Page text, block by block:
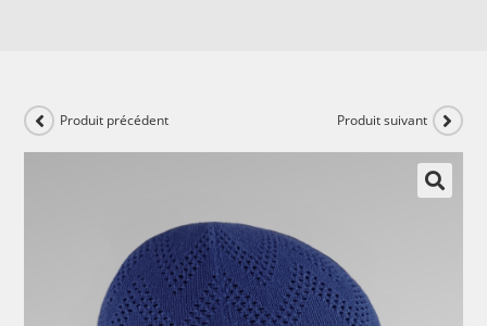
Produit précédent Produit suivant